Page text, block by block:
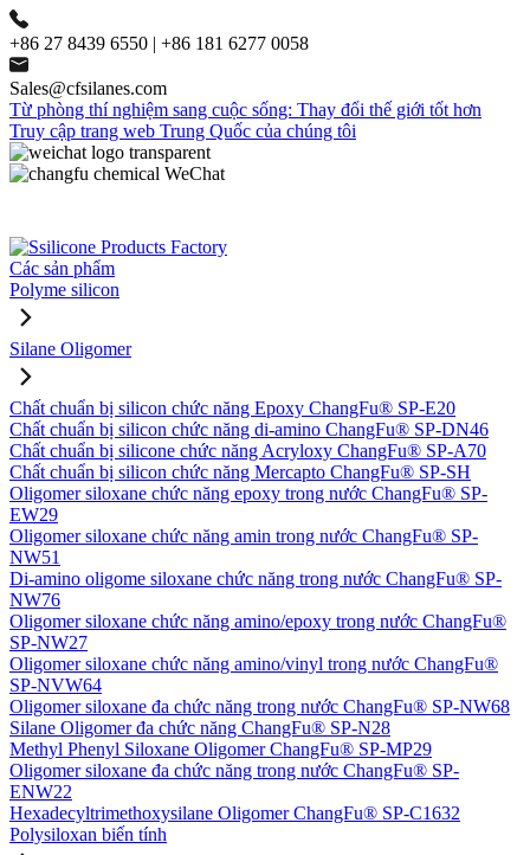
+86 27 8439 6550 | +86 181 6277 0058
Sales@cfsilanes.com
Từ phòng thí nghiệm sang cuộc sống: Thay đổi thế giới tốt hơn
Truy cập trang web Trung Quốc của chúng tôi
Các sản phẩm
Polyme silicon
Silane Oligomer
Chất chuẩn bị silicon chức năng Epoxy ChangFu® SP-E20
Chất chuẩn bị silicon chức năng di-amino ChangFu® SP-DN46
Chất chuẩn bị silicone chức năng Acryloxy ChangFu® SP-A70
Chất chuẩn bị silicon chức năng Mercapto ChangFu® SP-SH
Oligomer siloxane chức năng epoxy trong nước ChangFu® SP-
EW29
Oligomer siloxane chức năng amin trong nước ChangFu® SP-
NW51
Di-amino oligome siloxane chức năng trong nước ChangFu® SP-
NW76
Oligomer siloxane chức năng amino/epoxy trong nước ChangFu®
SP-NW27
Oligomer siloxane chức năng amino/vinyl trong nước ChangFu®
SP-NVW64
Oligomer siloxane đa chức năng trong nước ChangFu® SP-NW68
Silane Oligomer đa chức năng ChangFu® SP-N28
Methyl Phenyl Siloxane Oligomer ChangFu® SP-MP29
Oligomer siloxane đa chức năng trong nước ChangFu® SP-
ENW22
Hexadecyltrimethoxysilane Oligomer ChangFu® SP-C1632
Polysiloxan biến tính